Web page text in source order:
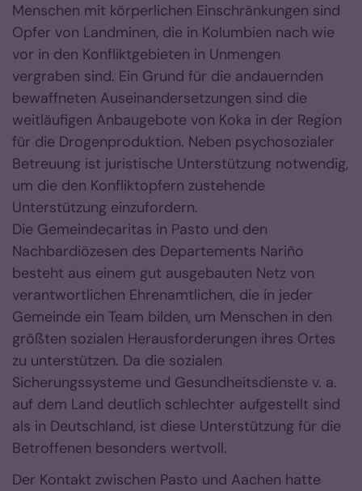
Menschen mit körperlichen Einschränkungen sind
Opfer von Landminen, die in Kolumbien nach wie
vor in den Konfliktgebieten in Unmengen
vergraben sind. Ein Grund für die andauernden
bewaffneten Auseinandersetzungen sind die
weitläufigen Anbaugebote von Koka in der Region
für die Drogenproduktion. Neben psychosozialer
Betreuung ist juristische Unterstützung notwendig,
um die den Konfliktopfern zustehende
Unterstützung einzufordern.
Die Gemeindecaritas in Pasto und den
Nachbardiözesen des Departements Nariño
besteht aus einem gut ausgebauten Netz von
verantwortlichen Ehrenamtlichen, die in jeder
Gemeinde ein Team bilden, um Menschen in den
größten sozialen Herausforderungen ihres Ortes
zu unterstützen. Da die sozialen
Sicherungssysteme und Gesundheitsdienste v. a.
auf dem Land deutlich schlechter aufgestellt sind
als in Deutschland, ist diese Unterstützung für die
Betroffenen besonders wertvoll.
Der Kontakt zwischen Pasto und Aachen hatte